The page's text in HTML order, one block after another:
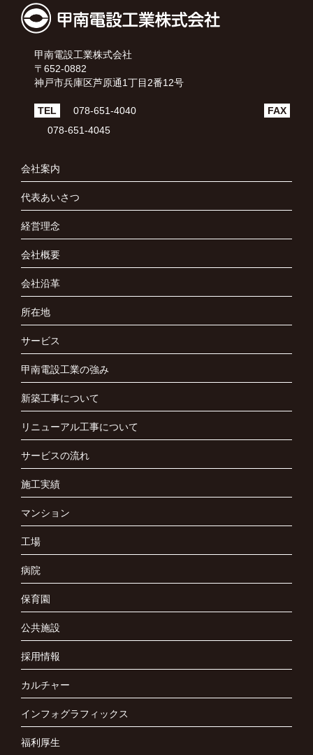
甲南電設工業株式会社
〒652-0882
神戸市兵庫区芦原通1丁目2番12号
TEL 078-651-4040
FAX
078-651-4045
会社案内
代表あいさつ
経営理念
会社概要
会社沿革
所在地
サービス
甲南電設工業の強み
新築工事について
リニューアル工事について
サービスの流れ
施工実績
マンション
工場
病院
保育園
公共施設
採用情報
カルチャー
インフォグラフィックス
福利厚生